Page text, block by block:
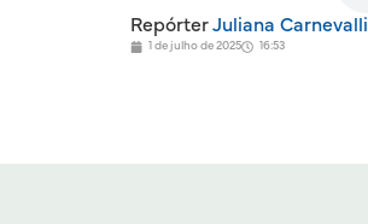
RepórterJuliana Carnevalli
1 de julho de 2025 16:53